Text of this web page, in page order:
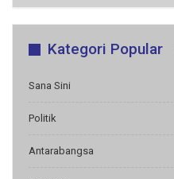
Kategori Popular
Sana Sini
Politik
Antarabangsa